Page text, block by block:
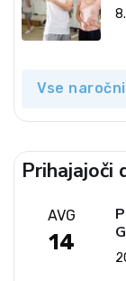
Vse
Prihajajoči
AVG
14